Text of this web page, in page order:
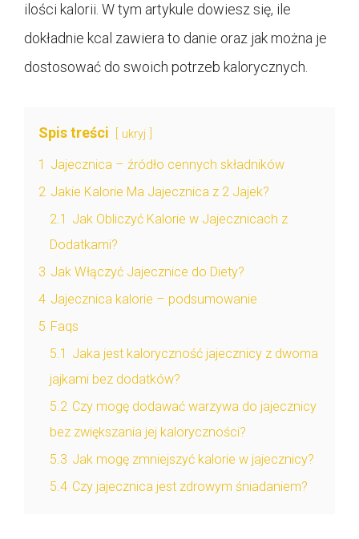
ilości kalorii. W tym artykule dowiesz się, ile
dokładnie kcal zawiera to danie oraz jak można je
dostosować do swoich potrzeb kalorycznych.
Spis treści ukryj
1 Jajecznica – źródło cennych składników
2 Jakie Kalorie Ma Jajecznica z 2 Jajek?
2.1 Jak Obliczyć Kalorie w Jajecznicach z
Dodatkami?
3 Jak Włączyć Jajecznice do Diety?
4 Jajecznica kalorie – podsumowanie
5 Faqs
5.1 Jaka jest kaloryczność jajecznicy z dwoma
jajkami bez dodatków?
5.2 Czy mogę dodawać warzywa do jajecznicy
bez zwiększania jej kaloryczności?
5.3 Jak mogę zmniejszyć kalorie w jajecznicy?
5.4 Czy jajecznica jest zdrowym śniadaniem?